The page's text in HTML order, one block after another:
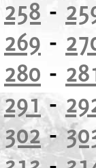
258 -
269 -
280 -
291-
302-